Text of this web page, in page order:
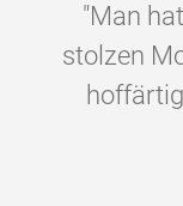
"Man
stolzen